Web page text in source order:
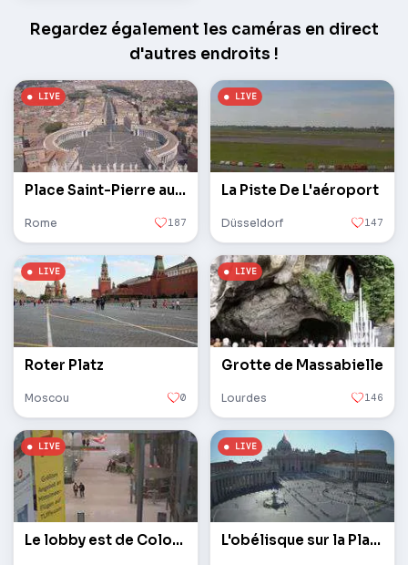
Regardez également les caméras en direct
d'autres endroits !
Place Saint-Pierre au Vatican
Rome 187
La Piste De L'aéroport
Düsseldorf 147
Roter Platz
Moscou 0
Grotte de Massabielle
Lourdes 146
Le lobby est de Cologne / Bonn L'obélisque sur la Place Saint-Pierre au Vatican